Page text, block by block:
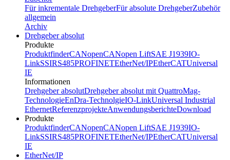
Für inkrementale DrehgeberFür absolute DrehgeberZubehör
allgemein
Archiv
Drehgeber absolut
Produkte
ProduktfinderCANopenCANopen LiftSAE J1939IO-
LinkSSIRS485PROFINETEtherNet/IPEtherCATUniversal
IE
Informationen
Drehgeber absolutDrehgeber absolut mit QuattroMag-
TechnologieEnDra-TechnolgieIO-LinkUniversal Industrial
EthernetReferenzprojekteAnwendungsberichteDownload
Produkte
ProduktfinderCANopenCANopen LiftSAE J1939IO-
LinkSSIRS485PROFINETEtherNet/IPEtherCATUniversal
IE
EtherNet/IP